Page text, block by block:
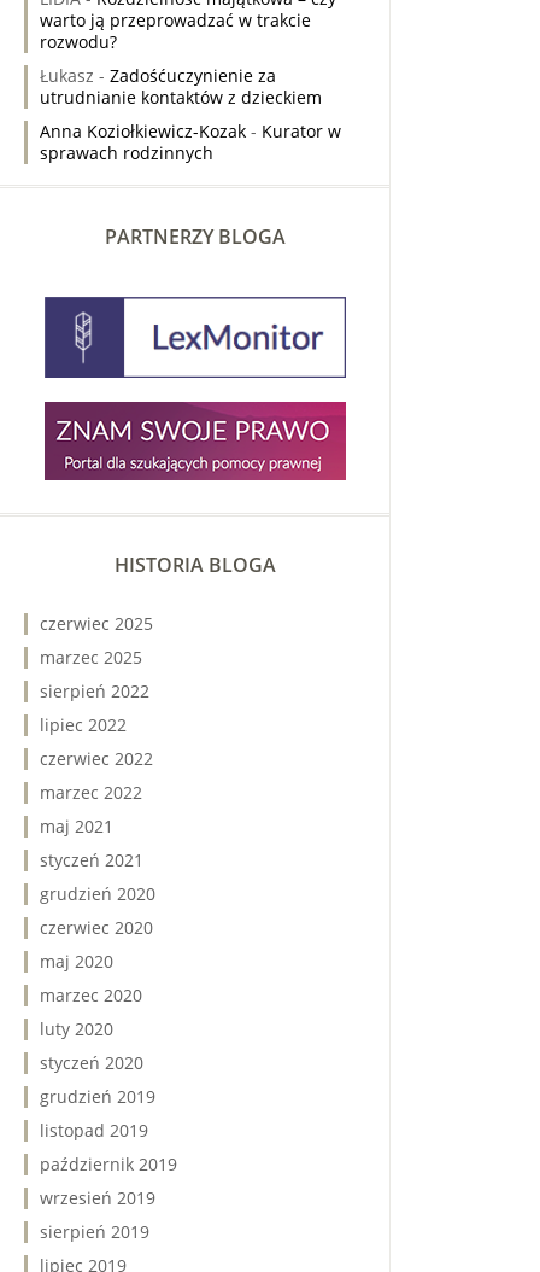
warto ją przeprowadzać w trakcie
rozwodu?
Łukasz - Zadośćuczynienie za
utrudnianie kontaktów z dzieckiem
Anna Koziołkiewicz-Kozak - Kurator w
sprawach rodzinnych
PARTNERZY BLOGA
HISTORIA BLOGA
czerwiec 2025
marzec 2025
sierpień 2022
lipiec 2022
czerwiec 2022
marzec 2022
maj 2021
styczeń 2021
grudzień 2020
czerwiec 2020
maj 2020
marzec 2020
luty 2020
styczeń 2020
grudzień 2019
listopad 2019
październik 2019
wrzesień 2019
sierpień 2019
lipiec 2019